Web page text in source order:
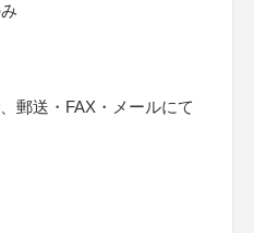
郵送・FAX・メールにて